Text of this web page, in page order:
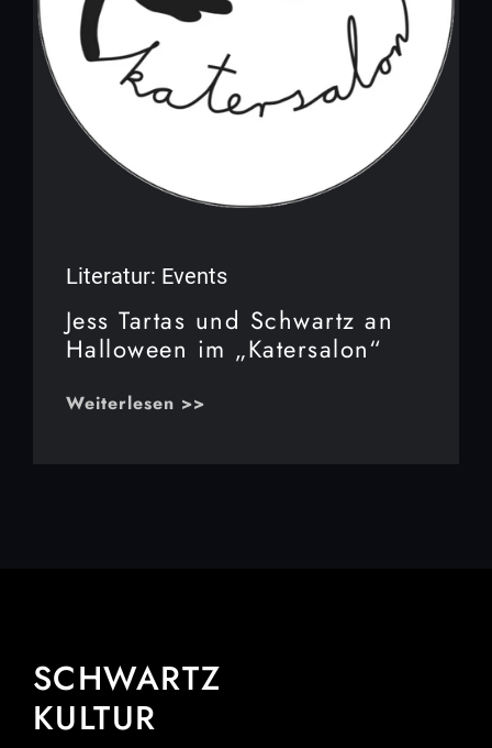
Literatur: Events
Jess Tartas und Schwartz an
Halloween im „Katersalon“
Weiterlesen >>
SCHWARTZ
KULTUR